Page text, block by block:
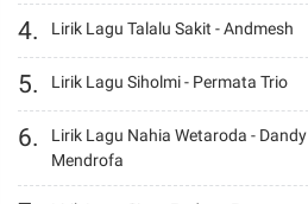
Lirik Lagu Talalu Sakit - Andmesh
Lirik Lagu Siholmi - Permata Trio
Lirik Lagu Nahia Wetaroda - Dandy
Mendrofa